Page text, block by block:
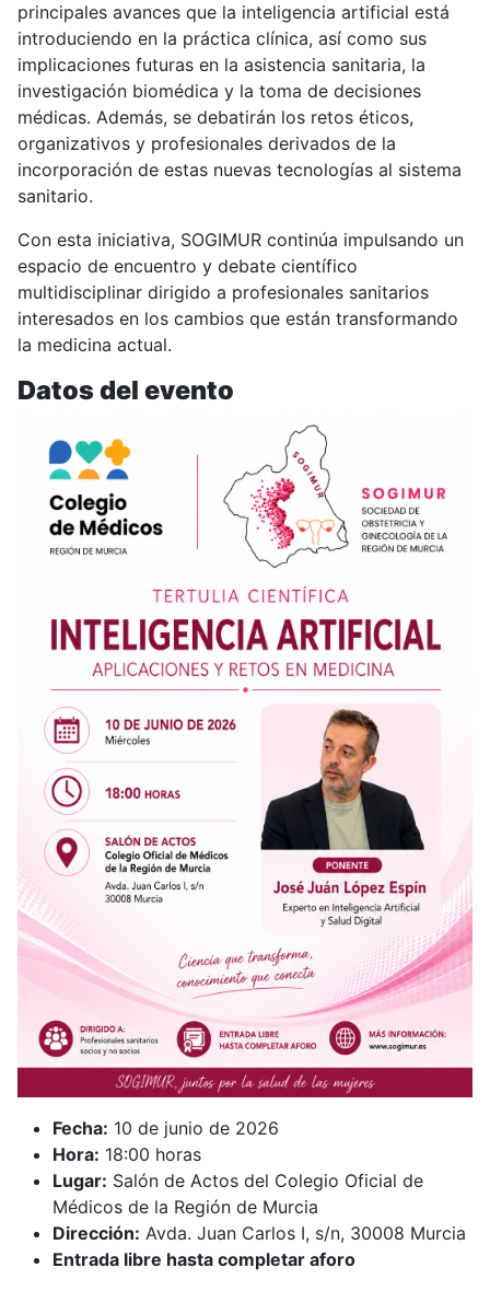
principales avances que la inteligencia artificial está
introduciendo en la práctica clínica, así como sus
implicaciones futuras en la asistencia sanitaria, la
investigación biomédica y la toma de decisiones
médicas. Además, se debatirán los retos éticos,
organizativos y profesionales derivados de la
incorporación de estas nuevas tecnologías al sistema
sanitario.
Con esta iniciativa, SOGIMUR continúa impulsando un
espacio de encuentro y debate científico
multidisciplinar dirigido a profesionales sanitarios
interesados en los cambios que están transformando
la medicina actual.
Datos del evento
Fecha: 10 de junio de 2026
Hora: 18:00 horas
Lugar: Salón de Actos del Colegio Oficial de
Médicos de la Región de Murcia
Dirección: Avda. Juan Carlos I, s/n, 30008 Murcia
Entrada libre hasta completar aforo